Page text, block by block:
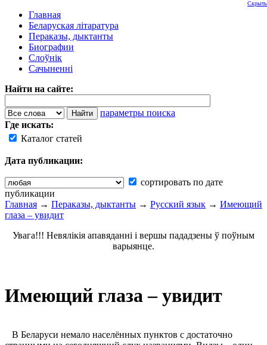
Главная
Беларуская літаратура
Пераказы, дыктанты
Биографии
Слоўнік
Сачыненні
Найти на сайте:
параметры поиска
Где искать:
Каталог статей
Дата публикации:
сортировать по дате
публикации
Скрыть
Главная → Пераказы, дыктанты → Русский язык → Имеющий
глаза – увидит
Увага!!! Невялікія апавяданні і вершы пададзены ў поўным
варыянце.
Имеющий глаза – увидит
В Беларуси немало населённых пунктов с достаточно